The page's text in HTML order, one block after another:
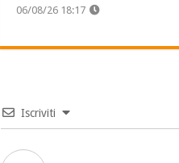
06/08/26 18:17
Iscriviti